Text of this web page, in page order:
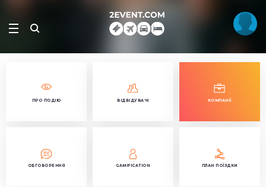
ПРО ПОДІЮ ВІДВІДУВАЧІ КОМПАНІЇ
ОБГОВОРЕННЯ GAMIFICATION ПЛАН ПОЇЗДКИ